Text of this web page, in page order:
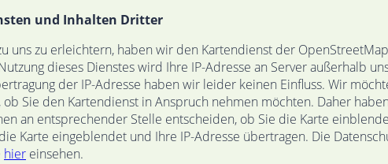
und Inhalten Dritter
uns zu erleichtern, haben wir den Kartendienst der
dieses Dienstes wird Ihre IP-Adresse an Server außerhalb
der IP-Adresse haben wir leider keinen Einfluss. Wir
ob Sie den Kartendienst in Anspruch nehmen möchten. Daher
an entsprechender Stelle entscheiden, ob Sie die Karte
Karte eingeblendet und Ihre IP-Adresse übertragen. Die
hier einsehen.